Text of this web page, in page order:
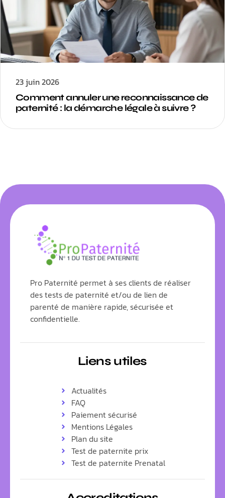
Comment annuler une reconnaissance de
paternité : la démarche légale à suivre ?
23 juin 2026
Pro Paternité permet à ses clients de réaliser
des tests de paternité et/ou de lien de
parenté de manière rapide, sécurisée et
confidentielle.
Liens utiles
Actualités
FAQ
Paiement sécurisé
Mentions Légales
Plan du site
Test de paternite prix
Test de paternite Prenatal